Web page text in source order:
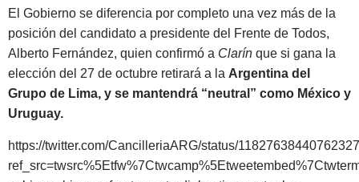
El Gobierno se diferencia por completo una vez más de la
posición del candidato a presidente del Frente de Todos,
Alberto Fernández, quien confirmó a Clarín que si gana la
elección del 27 de octubre retirará a la Argentina del
Grupo de Lima, y se mantendrá “neutral” como México y
Uruguay.
https://twitter.com/CancilleriaARG/status/